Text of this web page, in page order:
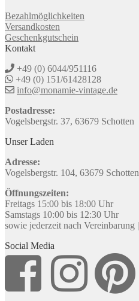
Bezahlmöglichkeiten
Versandkosten
Geschenkgutschein
Kontakt
+49 (0) 6044/951116
+49 (0) 151/61428128
info@monamie-vintage.de
Postadresse:
Vogelsbergstr. 37, 63679 Schotten
Unser Laden
Adresse:
Vogelsbergstr. 104, 63679 Schotten
Öffnungszeiten:
Freitags 15:00 bis 18:00 Uhr
Samstags 10:00 bis 12:30 Uhr
sowie jederzeit nach Vereinbarung |
Social Media